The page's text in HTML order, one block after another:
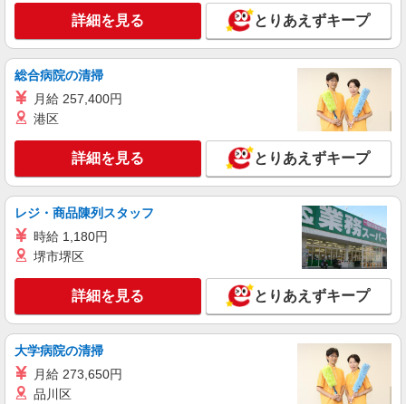
栃木県宇都宮市 【変更の範囲：会社の定める
場所】
キープ 詳細を見る
職業紹介
調剤薬局（栃木県宇都宮市）【アイデムエージェント薬剤師】
薬剤師（職業紹介）
※経験等考慮いたします。
栃木県宇都宮市 【変更の範囲：会社の定める
場所】
詳細を見る
ドラッグストア（栃木県宇都宮市）【アイデムエージェント薬剤師】
栃木県宇都宮市 【変更の範囲：会社の定める
詳細を見る とりあえずキープ
総合病院の清掃
月給 257,400円
港区
詳細を見る とりあえずキープ
レジ・商品陳列スタッフ
時給 1,180円
堺市堺区
詳細を見る とりあえずキープ
大学病院の清掃
月給 273,650円
品川区